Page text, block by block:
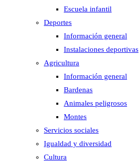
Escuela infantil
Deportes
Información general
Instalaciones deportivas
Agricultura
Información general
Bardenas
Animales peligrosos
Montes
Servicios sociales
Igualdad y diversidad
Cultura